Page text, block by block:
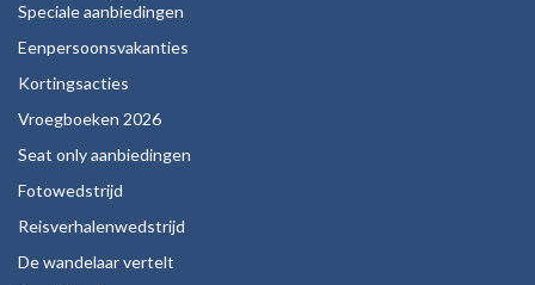
Speciale aanbiedingen
Eenpersoonsvakanties
Kortingsacties
Vroegboeken 2026
Seat only aanbiedingen
Fotowedstrijd
Reisverhalenwedstrijd
De wandelaar vertelt